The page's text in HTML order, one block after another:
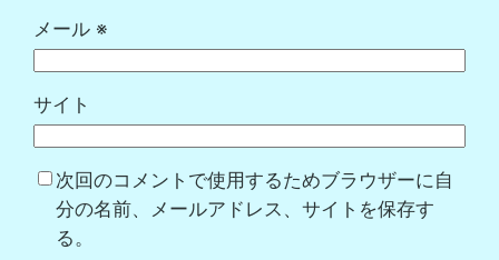
メール ※
サイト
次回のコメントで使用するためブラウザーに自
分の名前、メールアドレス、サイトを保存す
る。